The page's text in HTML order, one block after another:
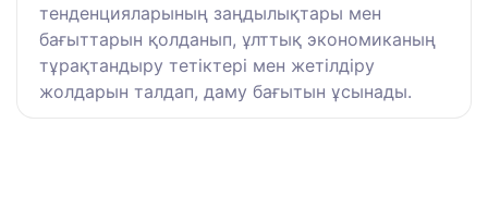
тенденцияларының заңдылықтары мен
бағыттарын қолданып, ұлттық экономиканың
тұрақтандыру тетіктері мен жетілдіру
жолдарын талдап, даму бағытын ұсынады.